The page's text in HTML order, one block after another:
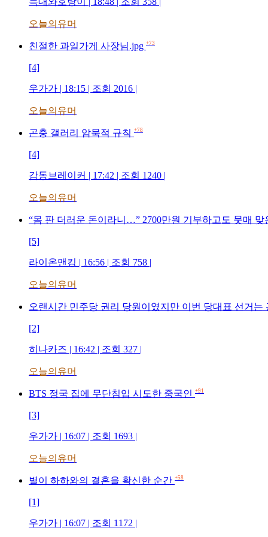
오늘의유머
친절한 과일가게 사장님.jpg +73
[4]
우가가 | 18:15 | 조회 2016 |
오늘의유머
곤충 갤러리 암묵적 규칙 +78
[4]
감동브레이커 | 17:42 | 조회 1240 |
오늘의유머
“몸 판 더러운 돈이라니…” 2700만원 기부하고도 뭇매 맞
[5]
라이온맨킹 | 16:56 | 조회 758 |
오늘의유머
오랜시간 민주당 권리 당원이였지만 이번 당대표 선거는
[2]
히나카즈 | 16:42 | 조회 327 |
오늘의유머
BTS 정국 집에 무단침입 시도한 중국인 +91
[3]
우가가 | 16:07 | 조회 1693 |
오늘의유머
별이 하하와의 결혼을 확신한 순간 +58
[1]
우가가 | 16:07 | 조회 1172 |